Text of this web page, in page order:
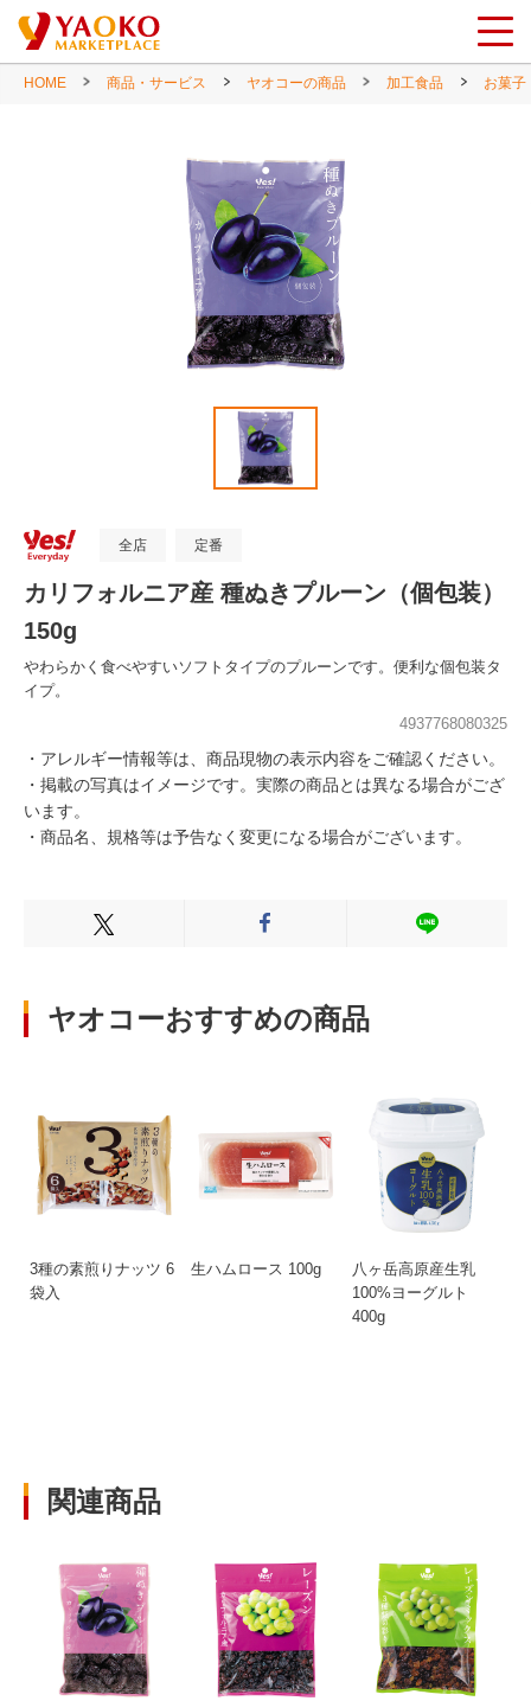
HOME 商品・サービス ヤオコーの商品 加工食品 お菓子
全店 定番
カリフォルニア産 種ぬきプルーン（個包装）
150g
やわらかく食べやすいソフトタイプのプルーンです。便利な個包装タ
イプ。
4937768080325
・アレルギー情報等は、商品現物の表示内容をご確認ください。
・掲載の写真はイメージです。実際の商品とは異なる場合がござ
います。
・商品名、規格等は予告なく変更になる場合がございます。
Xでシェアする FacebookでシェアするLINEでシェ
ヤオコーおすすめの商品
3種の素煎りナッツ 6
袋入
生ハムロース 100g
八ヶ岳高原産生乳
100%ヨーグルト
400g
関連商品